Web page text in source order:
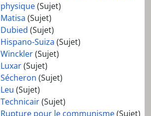
physique(Sujet)
Matisa (Sujet)
Dubied (Sujet)
Hispano-Suiza (Sujet)
Winckler(Sujet)
Luxar(Sujet)
Sécheron (Sujet)
Leu (Sujet)
Technicair(Sujet)
Rupture pour le communisme(Sujet)